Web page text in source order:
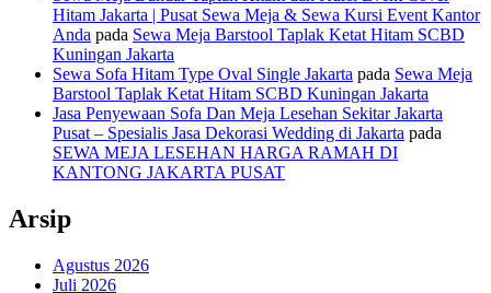
Hitam Jakarta | Pusat Sewa Meja & Sewa Kursi Event Kantor
Anda pada Sewa Meja Barstool Taplak Ketat Hitam SCBD
Kuningan Jakarta
Sewa Sofa Hitam Type Oval Single Jakarta pada Sewa Meja
Barstool Taplak Ketat Hitam SCBD Kuningan Jakarta
Jasa Penyewaan Sofa Dan Meja Lesehan Sekitar Jakarta
Pusat – Spesialis Jasa Dekorasi Wedding di Jakarta pada
SEWA MEJA LESEHAN HARGA RAMAH DI
KANTONG JAKARTA PUSAT
Arsip
Agustus 2026
Juli 2026